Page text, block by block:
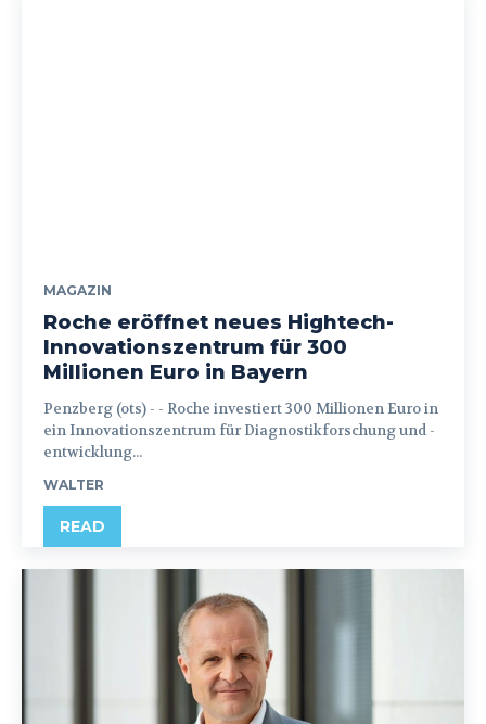
MAGAZIN
Roche eröffnet neues Hightech-
Innovationszentrum für 300
Millionen Euro in Bayern
Penzberg (ots) - - Roche investiert 300 Millionen Euro in
ein Innovationszentrum für Diagnostikforschung und -
entwicklung...
WALTER
READ